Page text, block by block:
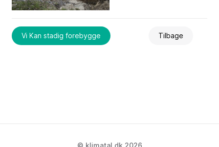
Vi Kan stadig forebygge Tilbage